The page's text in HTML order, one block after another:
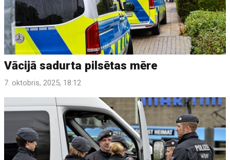
Vācijā sadurta pilsētas mēre
7. oktobris, 2025, 18:12